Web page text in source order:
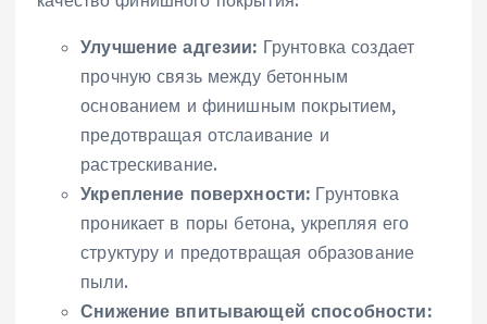
Улучшение адгезии: Грунтовка создает
прочную связь между бетонным
основанием и финишным покрытием,
предотвращая отслаивание и
растрескивание.
Укрепление поверхности: Грунтовка
проникает в поры бетона, укрепляя его
структуру и предотвращая образование
пыли.
Снижение впитывающей способности: